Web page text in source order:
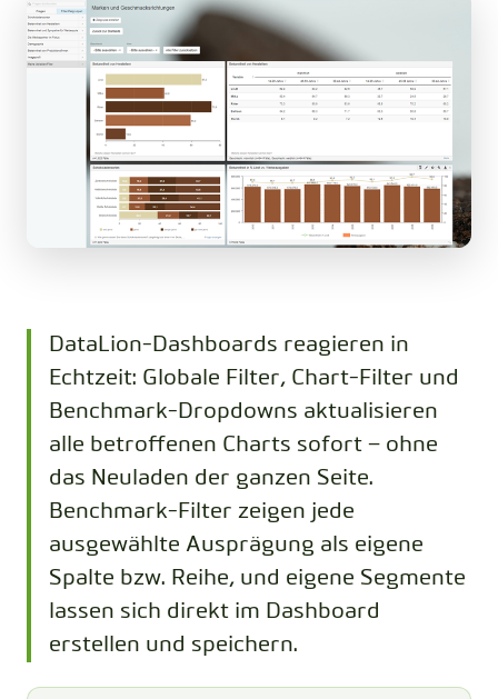
DataLion-Dashboards reagieren in
Echtzeit: Globale Filter, Chart-Filter und
Benchmark-Dropdowns aktualisieren
alle betroffenen Charts sofort – ohne
das Neuladen der ganzen Seite.
Benchmark-Filter zeigen jede
ausgewählte Ausprägung als eigene
Spalte bzw. Reihe, und eigene Segmente
lassen sich direkt im Dashboard
erstellen und speichern.